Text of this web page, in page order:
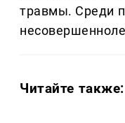
травмы. Среди
Читайте также: